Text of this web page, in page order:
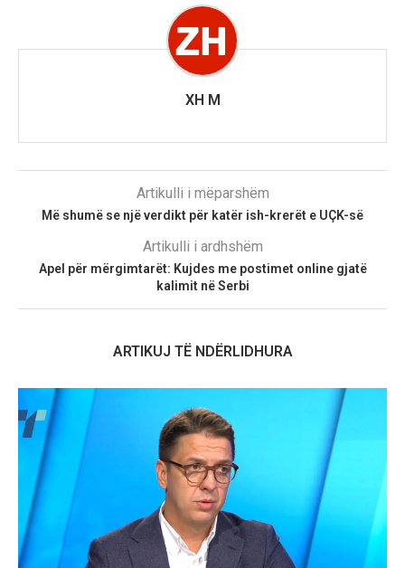
XH M
Artikulli i mëparshëm
Më shumë se një verdikt për katër ish-krerët e UÇK-së
Artikulli i ardhshëm
Apel për mërgimtarët: Kujdes me postimet online gjatë
kalimit në Serbi
ARTIKUJ TË NDËRLIDHURA